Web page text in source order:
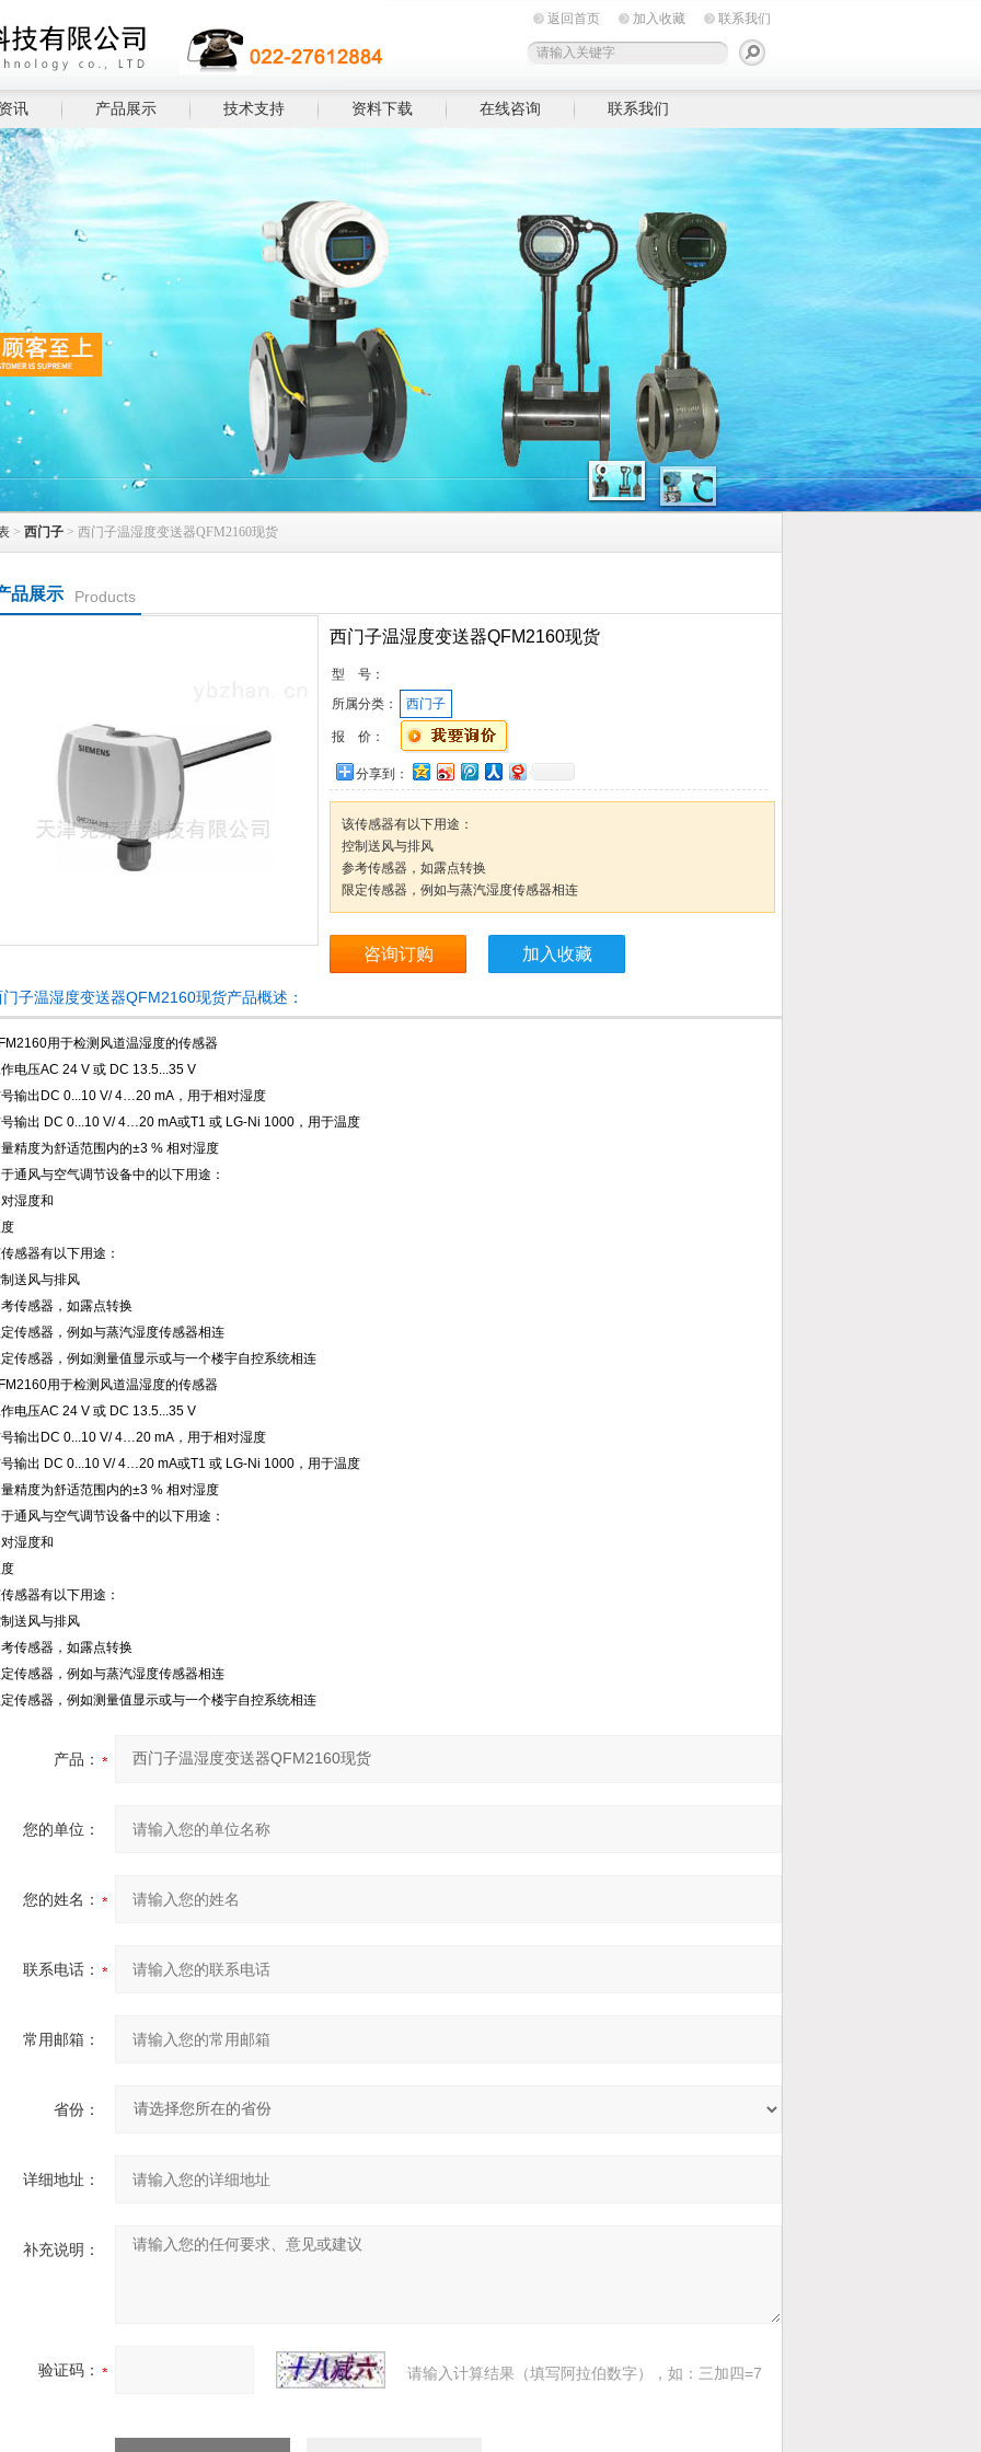
返回首页 加入收藏 联系我们
讯 产品展示 技术支持 资料下载 在线咨询 联系我们
> 西门子 > 西门子温湿度变送器QFM2160现货
品展示 Products
西门子温湿度变送器QFM2160现货
型 号：
所属分类：
西门子
报 价：
分享到：
该传感器有以下用途：
控制送风与排风
参考传感器，如露点转换
限定传感器，例如与蒸汽湿度传感器相连
咨询订购 加入收藏
门子温湿度变送器QFM2160现货产品概述：
用于检测风道温湿度的传感器
电压AC 24 V 或 DC 13.5...35 V
输出DC 0...10 V/ 4…20 mA，用于相对湿度
输出 DC 0...10 V/ 4…20 mA或T1 或 LG-Ni 1000，用于温度
精度为舒适范围内的±3 % 相对湿度
通风与空气调节设备中的以下用途：
湿度和
感器有以下用途：
送风与排风
传感器，如露点转换
传感器，例如与蒸汽湿度传感器相连
传感器，例如测量值显示或与一个楼宇自控系统相连
用于检测风道温湿度的传感器
电压AC 24 V 或 DC 13.5...35 V
输出DC 0...10 V/ 4…20 mA，用于相对湿度
输出 DC 0...10 V/ 4…20 mA或T1 或 LG-Ni 1000，用于温度
精度为舒适范围内的±3 % 相对湿度
通风与空气调节设备中的以下用途：
湿度和
感器有以下用途：
送风与排风
传感器，如露点转换
传感器，例如与蒸汽湿度传感器相连
传感器，例如测量值显示或与一个楼宇自控系统相连
产品：
您的单位：
您的姓名：
联系电话：
常用邮箱：
省份：
详细地址：
补充说明：
验证码： 请输入计算结果（填写阿拉伯数字），如：三加四=7